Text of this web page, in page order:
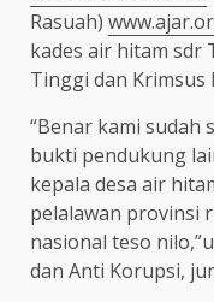
Rasuah)
kades air hitam sdr
Tinggi dan Krimsus
“Benar kami sudah
bukti pendukung
kepala desa air
pelalawan provinsi
nasional teso
dan Anti Korupsi,